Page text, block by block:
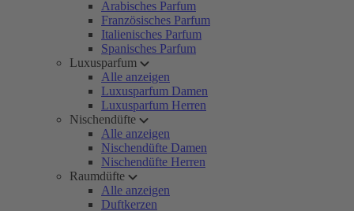
Arabisches Parfum
Französisches Parfum
Italienisches Parfum
Spanisches Parfum
Luxusparfum
Alle anzeigen
Luxusparfum Damen
Luxusparfum Herren
Nischendüfte
Alle anzeigen
Nischendüfte Damen
Nischendüfte Herren
Raumdüfte
Alle anzeigen
Duftkerzen